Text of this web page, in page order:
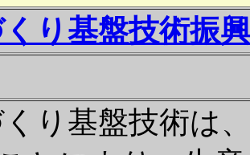
り基盤技術振
くり基盤技術は